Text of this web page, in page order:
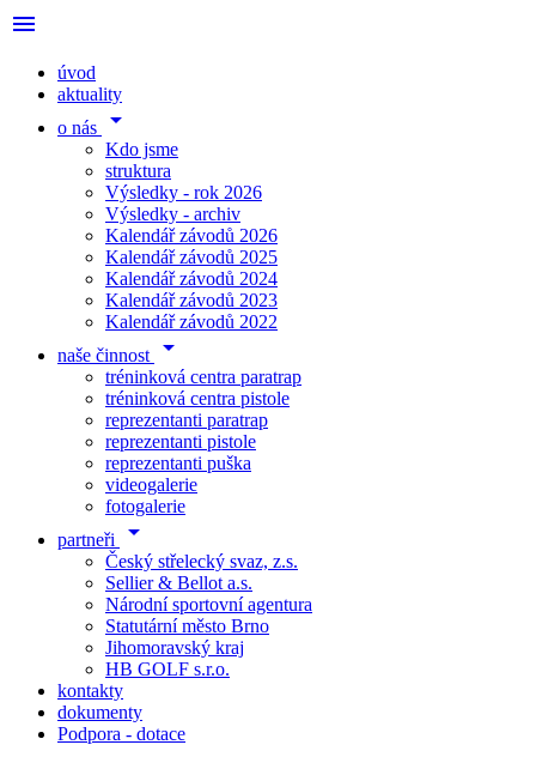
menu
úvod
aktuality
o nás
arrow_drop_down
Kdo jsme
struktura
Výsledky - rok 2026
Výsledky - archiv
Kalendář závodů 2026
Kalendář závodů 2025
Kalendář závodů 2024
Kalendář závodů 2023
Kalendář závodů 2022
naše činnost
arrow_drop_down
tréninková centra paratrap
tréninková centra pistole
reprezentanti paratrap
reprezentanti pistole
reprezentanti puška
videogalerie
fotogalerie
partneři
arrow_drop_down
Český střelecký svaz, z.s.
Sellier & Bellot a.s.
Národní sportovní agentura
Statutární město Brno
Jihomoravský kraj
HB GOLF s.r.o.
kontakty
dokumenty
Podpora - dotace